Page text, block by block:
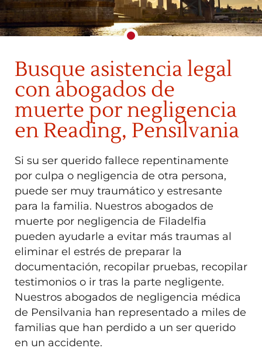
Busque asistencia legal
con abogados de
muerte por negligencia
en Reading, Pensilvania
Si su ser querido fallece repentinamente
por culpa o negligencia de otra persona,
puede ser muy traumático y estresante
para la familia. Nuestros abogados de
muerte por negligencia de Filadelfia
pueden ayudarle a evitar más traumas al
eliminar el estrés de preparar la
documentación, recopilar pruebas, recopilar
testimonios o ir tras la parte negligente.
Nuestros abogados de negligencia médica
de Pensilvania han representado a miles de
familias que han perdido a un ser querido
en un accidente.